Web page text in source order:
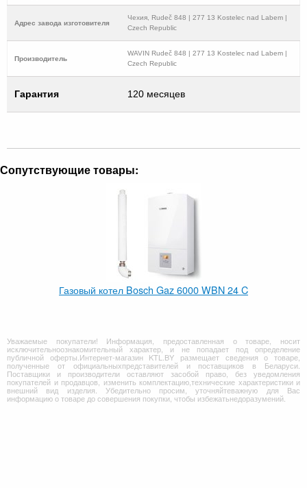
Адрес завода изготовителя
Чехия, Rudeč 848 | 277 13 Kostelec nad Labem |
Czech Republic
Производитель
WAVIN Rudeč 848 | 277 13 Kostelec nad Labem |
Czech Republic
Гарантия 120 месяцев
Сопутствующие товары:
Газовый котел Bosch Gaz 6000 WBN 24 C
Уважаемые покупатели! Информация, предоставленная о товаре, носит
исключительноознакомительный характер, и не попадает под определение
публичной оферты.Интернет-магазин KTL.BY размещает сведения о товаре,
полученные от официальныхпредставителей и поставщиков в Беларуси.
Поставщики и производители оставляют засобой право, без уведомления
покупателей и продавцов, изменить комплектацию,технические характеристики и
внешний вид изделия. Убедительно просим, уточняйтеважную для Вас
информацию о товаре до совершения покупки, чтобы избежатьнедоразумений.